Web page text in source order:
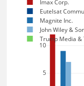
5
10
Imax Corp.
Eutelsat
Magnite Inc.
John Wiley &
Trump Media &